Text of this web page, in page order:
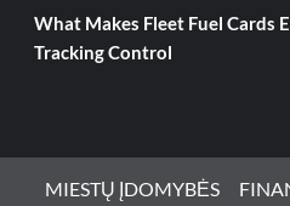
What Makes Fleet Fuel Cards
Tracking Control
MIESTŲ ĮDOMYBĖS